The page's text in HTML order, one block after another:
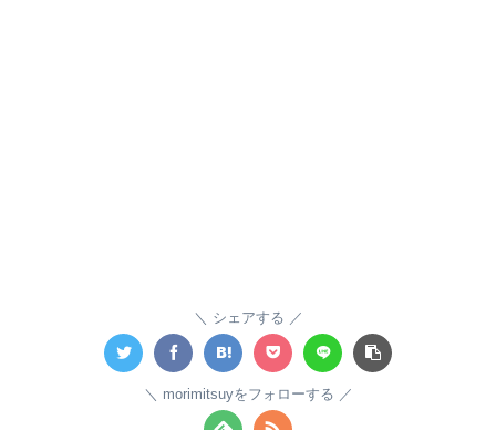
シェアする
morimitsuyをフォローする